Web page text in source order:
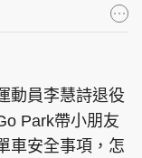
動員李慧詩退役
Park帶小朋友
車安全事項，怎